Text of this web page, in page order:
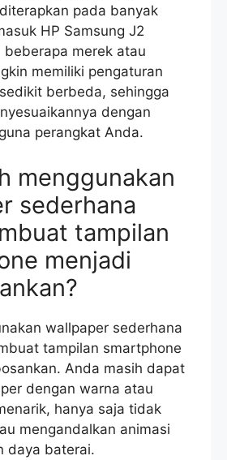
pada banyak
HP Samsung J2
beberapa merek atau
memiliki pengaturan
berbeda, sehingga
dengan
perangkat Anda.
menggunakan
sederhana
tampilan
menjadi
wallpaper sederhana
tampilan smartphone
Anda masih dapat
dengan warna atau
hanya saja tidak
mengandalkan animasi
daya baterai.